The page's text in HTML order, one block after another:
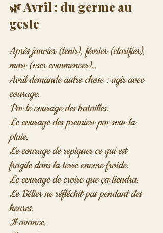
🌿 Avril : du germe au
geste
Après janvier (tenir), février (clarifier),
mars (oser commencer)…
Avril demande autre chose : agir avec
courage.
Pas le courage des batailles.
Le courage des premiers pas sous la
pluie.
Le courage de repiquer ce qui est
fragile dans la terre encore froide.
Le courage de croire que ça tiendra.
Le Bélier ne réfléchit pas pendant des
heures.
Il avance.